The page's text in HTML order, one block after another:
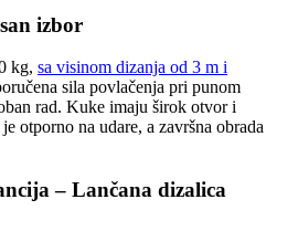
izbor
kg, sa visinom dizanja od 3 m i
sila povlačenja pri punom
rad. Kuke imaju širok otvor i
otporno na udare, a završna obrada
– Lančana dizalica